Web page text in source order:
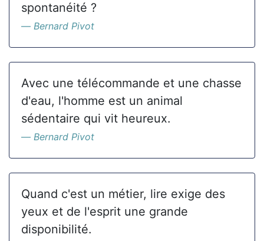
spontanéité ?
Bernard Pivot
Avec une télécommande et une chasse
d'eau, l'homme est un animal
sédentaire qui vit heureux.
Bernard Pivot
Quand c'est un métier, lire exige des
yeux et de l'esprit une grande
disponibilité.